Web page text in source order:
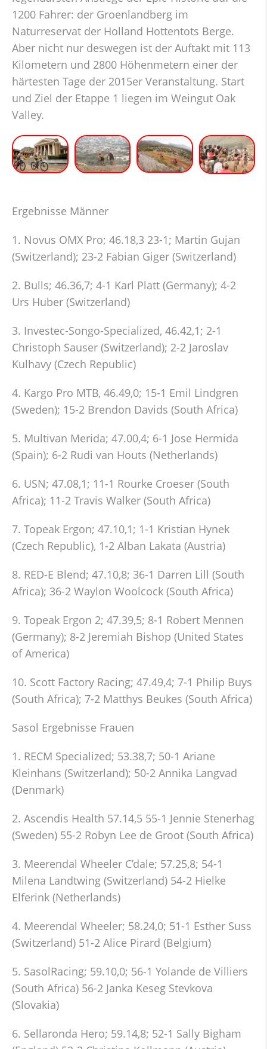
1200 Fahrer: der Groenlandberg im
Naturreservat der Holland Hottentots Berge.
Aber nicht nur deswegen ist der Auftakt mit 113
Kilometern und 2800 Höhenmetern einer der
härtesten Tage der 2015er Veranstaltung. Start
und Ziel der Etappe 1 liegen im Weingut Oak
Valley.
Ergebnisse Männer
1. Novus OMX Pro; 46.18,3 23-1; Martin Gujan
(Switzerland); 23-2 Fabian Giger (Switzerland)
2. Bulls; 46.36,7; 4-1 Karl Platt (Germany); 4-2
Urs Huber (Switzerland)
3. Investec-Songo-Specialized, 46.42,1; 2-1
Christoph Sauser (Switzerland); 2-2 Jaroslav
Kulhavy (Czech Republic)
4. Kargo Pro MTB, 46.49,0; 15-1 Emil Lindgren
(Sweden); 15-2 Brendon Davids (South Africa)
5. Multivan Merida; 47.00,4; 6-1 Jose Hermida
(Spain); 6-2 Rudi van Houts (Netherlands)
6. USN; 47.08,1; 11-1 Rourke Croeser (South
Africa); 11-2 Travis Walker (South Africa)
7. Topeak Ergon; 47.10,1; 1-1 Kristian Hynek
(Czech Republic), 1-2 Alban Lakata (Austria)
8. RED-E Blend; 47.10,8; 36-1 Darren Lill (South
Africa); 36-2 Waylon Woolcock (South Africa)
9. Topeak Ergon 2; 47.39,5; 8-1 Robert Mennen
(Germany); 8-2 Jeremiah Bishop (United States
of America)
10. Scott Factory Racing; 47.49,4; 7-1 Philip Buys
(South Africa); 7-2 Matthys Beukes (South Africa)
Sasol Ergebnisse Frauen
1. RECM Specialized; 53.38,7; 50-1 Ariane
Kleinhans (Switzerland); 50-2 Annika Langvad
(Denmark)
2. Ascendis Health 57.14,5 55-1 Jennie Stenerhag
(Sweden) 55-2 Robyn Lee de Groot (South Africa)
3. Meerendal Wheeler C’dale; 57.25,8; 54-1
Milena Landtwing (Switzerland) 54-2 Hielke
Elferink (Netherlands)
4. Meerendal Wheeler; 58.24,0; 51-1 Esther Suss
(Switzerland) 51-2 Alice Pirard (Belgium)
5. SasolRacing; 59.10,0; 56-1 Yolande de Villiers
(South Africa) 56-2 Janka Keseg Stevkova
(Slovakia)
6. Sellaronda Hero; 59.14,8; 52-1 Sally Bigham